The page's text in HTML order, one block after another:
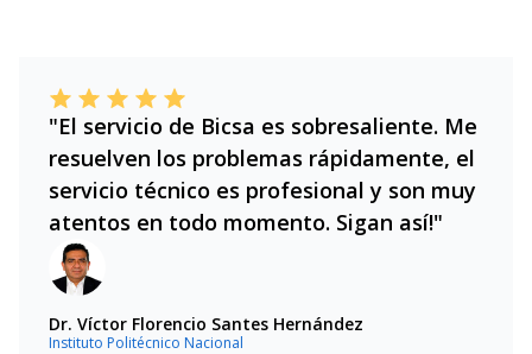
"El servicio de Bicsa es sobresaliente. Me
resuelven los problemas rápidamente, el
servicio técnico es profesional y son muy
atentos en todo momento. Sigan así!"
Dr. Víctor Florencio Santes Hernández
Instituto Politécnico Nacional